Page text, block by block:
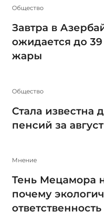
Общество
Завтра в
ожидается до
жары
Общество
Стала известна
пенсий за август
Мнение
Тень Мецамора
почему